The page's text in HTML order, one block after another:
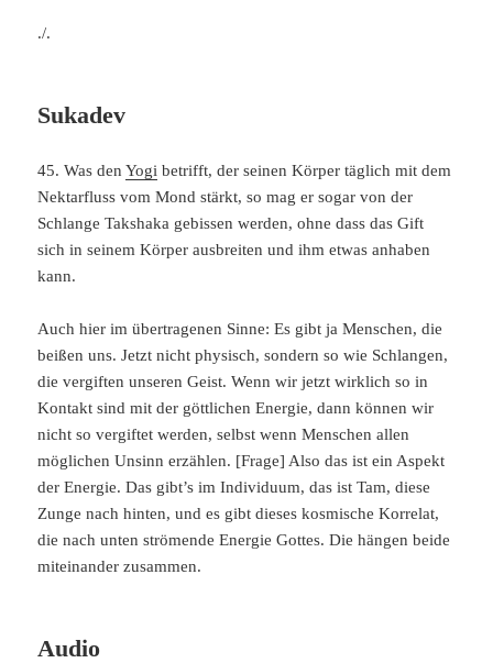
./.
Sukadev
45. Was denYogi betrifft, der seinen Körper täglich mit dem
Nektarfluss vom Mond stärkt, so mag er sogar von der
Schlange Takshaka gebissen werden, ohne dass das Gift
sich in seinem Körper ausbreiten und ihm etwas anhaben
kann.
Auch hier im übertragenen Sinne: Es gibt ja Menschen, die
beißen uns. Jetzt nicht physisch, sondern so wie Schlangen,
die vergiften unseren Geist. Wenn wir jetzt wirklich so in
Kontakt sind mit der göttlichen Energie, dann können wir
nicht so vergiftet werden, selbst wenn Menschen allen
möglichen Unsinn erzählen. [Frage] Also das ist ein Aspekt
der Energie. Das gibt’s im Individuum, das ist Tam, diese
Zunge nach hinten, und es gibt dieses kosmische Korrelat,
die nach unten strömende Energie Gottes. Die hängen beide
miteinander zusammen.
Audio